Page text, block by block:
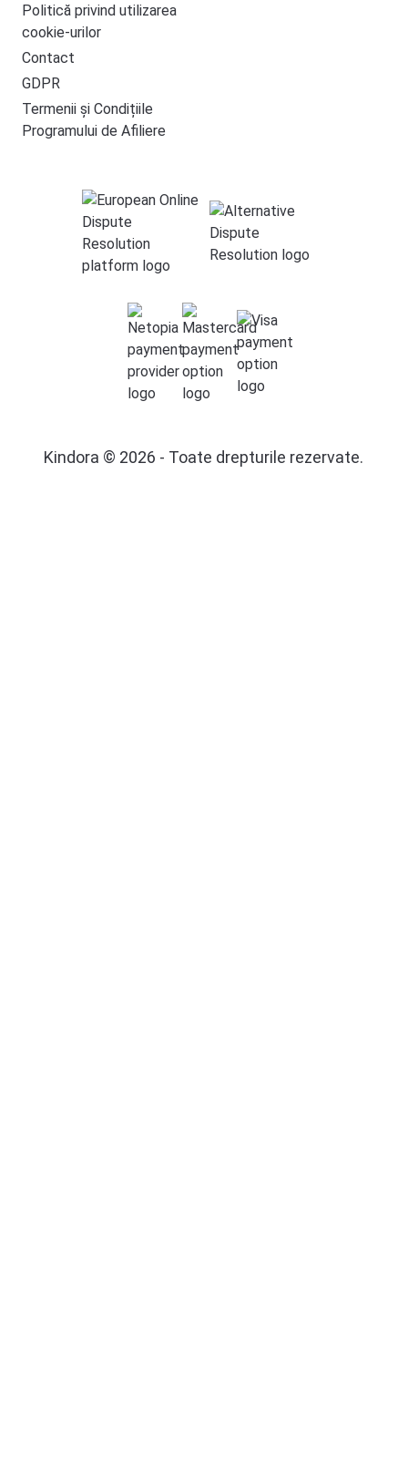
Politică privind utilizarea
cookie-urilor
Contact
GDPR
Termenii și Condițiile
Programului de Afiliere
Kindora © 2026 - Toate drepturile rezervate.